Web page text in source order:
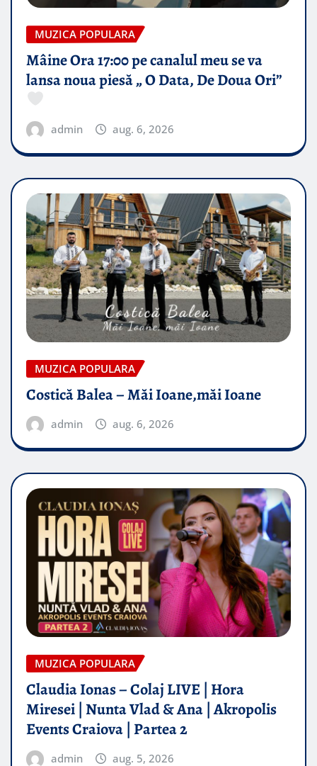
MUZICA POPULARA
Mâine Ora 17:00 pe canalul meu se va
lansa noua piesă „ O Data, De Doua Ori”
admin aug. 6, 2026
MUZICA POPULARA
Costică Balea – Măi Ioane,măi Ioane
admin aug. 6, 2026
MUZICA POPULARA
Claudia Ionas – Colaj LIVE | Hora
Miresei | Nunta Vlad & Ana | Akropolis
Events Craiova | Partea 2
admin aug. 5, 2026